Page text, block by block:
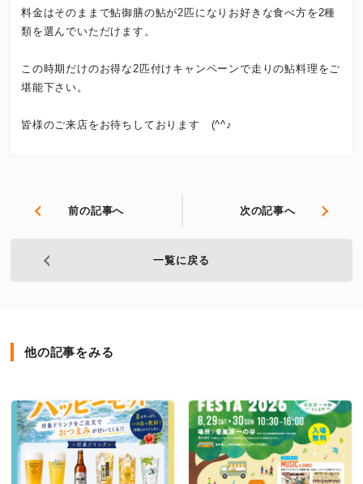
料金はそのままで鮎御膳の鮎が2匹になりお好きな食べ方を2種
類を選んでいただけます。
この時期だけのお得な2匹付けキャンペーンで走りの鮎料理をご
堪能下さい。
皆様のご来店をお待ちしております (^^♪
前の記事へ 次の記事へ
一覧に戻る
他の記事をみる